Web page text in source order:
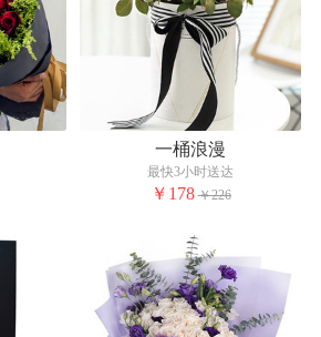
一桶浪漫
最快3小时送达
￥178 ￥226